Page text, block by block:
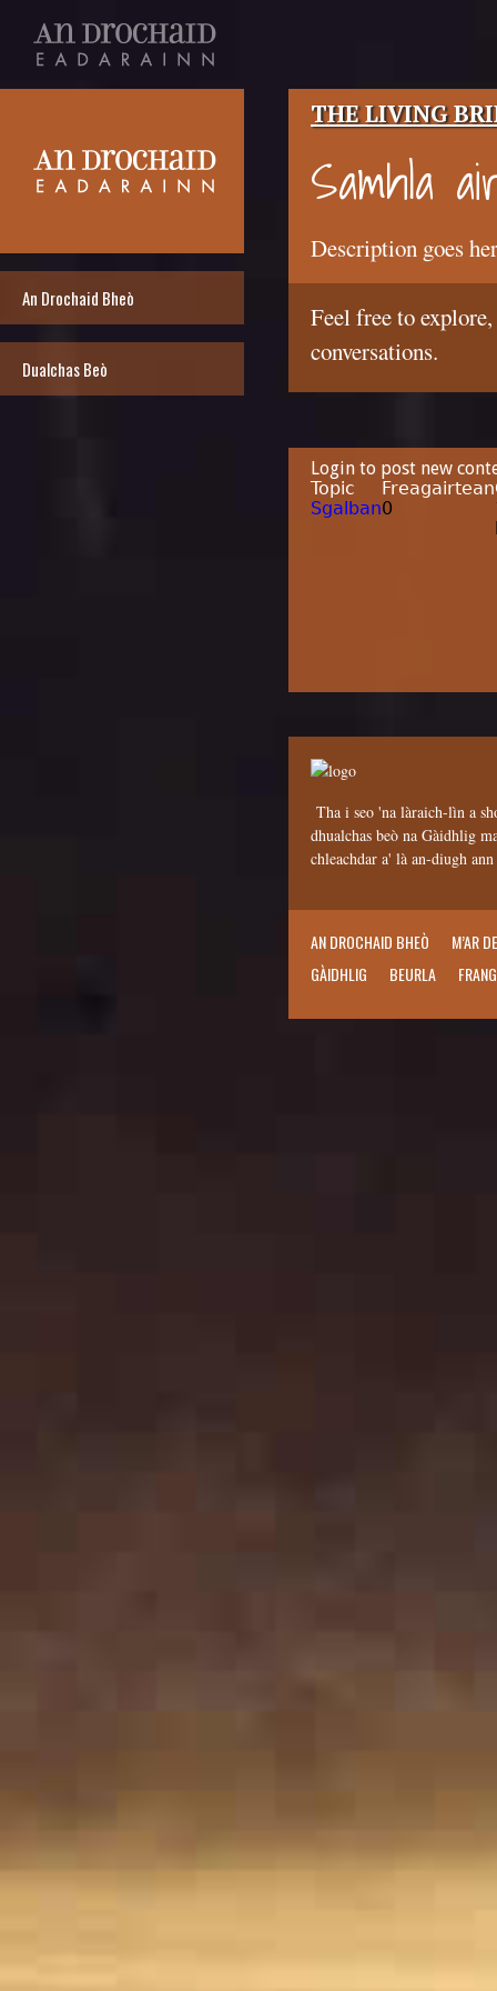
An Drochaid Bheò
Dualchas Beò
THE LIVING
Samhla
Description goes
Feel free to
conversations.
Login to post new
Topic
Freagairtean
Sgalban0
Tha i seo 'na làraich-lìn a
dhualchas beò na Gàidhlig
chleachdar a' là an-diugh
AN DROCHAID BHEÒ
M’AR
GÀIDHLIG
BEURLA